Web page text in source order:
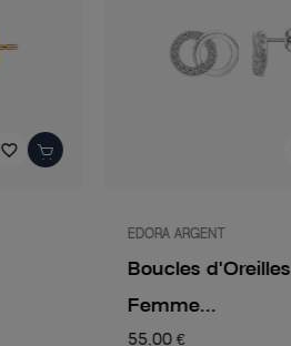
favorite_border
EDORA ARGENT
Boucles d'Oreilles
Femme...
55,00 €